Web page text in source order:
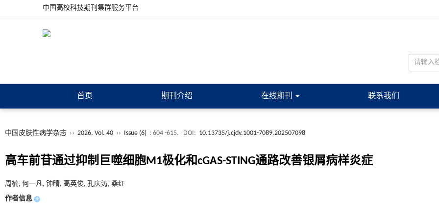
中国高校科技期刊集群服务平台
首页 期刊介绍 在线期刊 联系我们
中国皮肤性病学杂志 ›› 2026, Vol. 40 ›› Issue (6) : 604 -615. DOI: 10.13735/j.cjdv.1001-7089.202507098
高车前苷通过抑制巨噬细胞M1极化和cGAS-STING通路改善银屑病样炎症
周楠, 何一凡, 钟晴, 高英俊, 孔庆涛, 桑红
作者信息 +